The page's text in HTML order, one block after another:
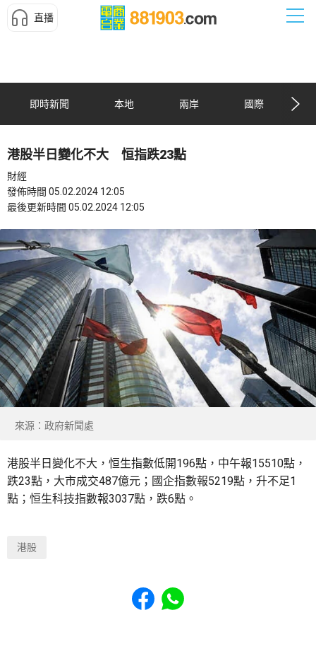
直播
即時新聞 本地 兩岸 國際
港股半日變化不大 恒指跌23點
財經
發佈時間 05.02.2024 12:05
最後更新時間 05.02.2024 12:05
來源：政府新聞處
港股半日變化不大，恒生指數低開196點，中午報15510點，
跌23點，大市成交487億元；國企指數報5219點，升不足1
點；恒生科技指數報3037點，跌6點。
港股
Share to Facebook
Share to WhatsApp